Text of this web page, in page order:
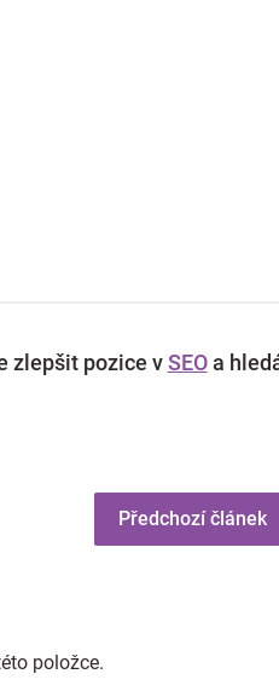
zlepšit pozice vSEOa
Předchozí článek
položce.